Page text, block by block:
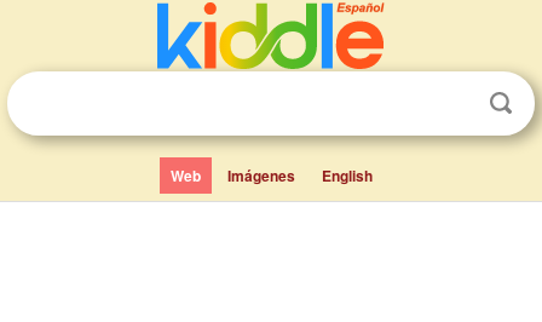
Web Imágenes English